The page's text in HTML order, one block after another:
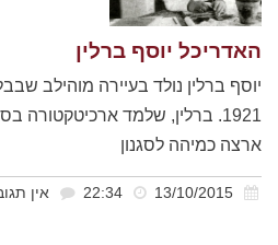
האדריכל יוסף ברלין
יוסף ברלין נולד בעיירה מוהילב
1921. ברלין, שלמד ארכיטקטורה
ארצה כמיהה לסגנון
אין